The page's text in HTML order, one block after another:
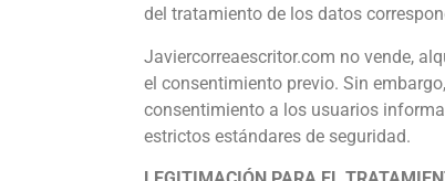
del tratamiento de los datos
Javiercorreaescritor.com no vende,
el consentimiento previo. Sin
consentimiento a los usuarios
estrictos estándares de seguridad.